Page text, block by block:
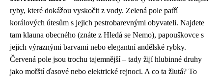
ryby, které dokážou vyskočit z vody. Zelená pole patří
korálových útesům s jejich pestrobarevnými obyvateli. Najdete
tam klauna obecného (znáte z Hledá se Nemo), papouškovce s
jejich výraznými barvami nebo elegantní andělské rybky.
Červená pole jsou trochu tajemnější – tady žijí hlubinné druhy
jako mořští ďasové nebo elektrické rejnoci. A co ta žlutá? To